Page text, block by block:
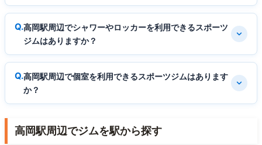
高岡駅周辺でシャワーやロッカーを利用できるスポーツ
ジムはありますか？
高岡駅周辺で個室を利用できるスポーツジムはあります
か？
高岡駅周辺でジムを駅から探す